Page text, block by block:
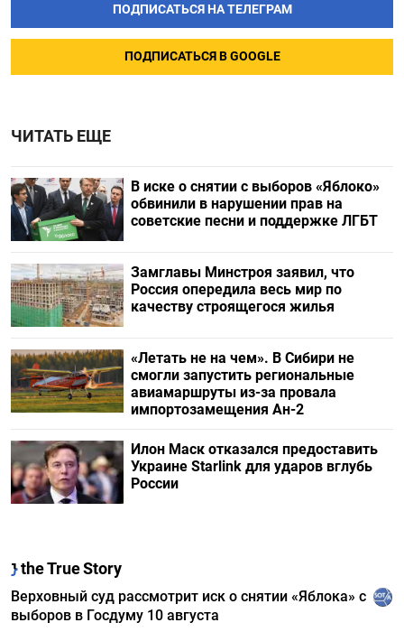
ПОДПИСАТЬСЯ НА ТЕЛЕГРАМ
ПОДПИСАТЬСЯ В GOOGLE
ЧИТАТЬ ЕЩЕ
В иске о снятии с выборов «Яблоко»
обвинили в нарушении прав на
советские песни и поддержке ЛГБТ
Замглавы Минстроя заявил, что
Россия опередила весь мир по
качеству строящегося жилья
«Летать не на чем». В Сибири не
смогли запустить региональные
авиамаршруты из-за провала
импортозамещения Ан-2
Илон Маск отказался предоставить
Украине Starlink для ударов вглубь
России